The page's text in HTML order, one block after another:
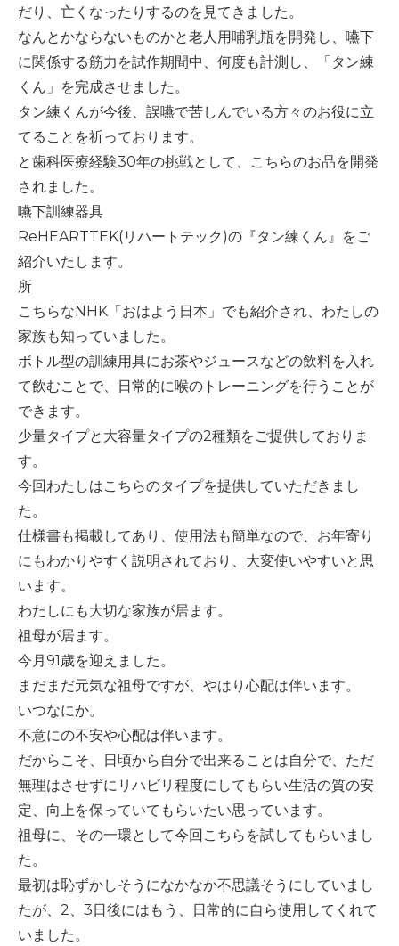
だり、亡くなったりするのを見てきました。
なんとかならないものかと老人用哺乳瓶を開発し、嚥下
に関係する筋力を試作期間中、何度も計測し、「タン練
くん」を完成させました。
タン練くんが今後、誤嚥で苦しんでいる方々のお役に立
てることを祈っております。
と歯科医療経験30年の挑戦として、こちらのお品を開発
されました。
嚥下訓練器具
ReHEARTTEK(リハートテック )の『タン練くん』をご
紹介いたします。
所
こちらなNHK 「おはよう日本」でも紹介され、わたしの
家族も知っていました。
ボトル型の訓練用具にお茶やジュースなどの飲料を入れ
て飲むことで、日常的に喉のトレーニングを行うことが
できます。
少量タイプと大容量タイプの2種類をご提供しておりま
す。
今回わたしはこちらのタイプを提供していただきまし
た。
仕様書も掲載してあり、使用法も簡単なので、お年寄り
にもわかりやすく説明されており、大変使いやすいと思
います。
わたしにも大切な家族が居ます。
祖母が居ます。
今月91歳を迎えました。
まだまだ元気な祖母ですが、やはり心配は伴います。
いつなにか。
不意にの不安や心配は伴います。
だからこそ、日頃から自分で出来ることは自分で、ただ
無理はさせずにリハビリ程度にしてもらい生活の質の安
定、向上を保っていてもらいたい思っています。
祖母に、その一環として今回こちらを試してもらいまし
た。
最初は恥ずかしそうになかなか不思議そうにしていまし
たが、 2、 3日後にはもう、日常的に自ら使用してくれて
いました。